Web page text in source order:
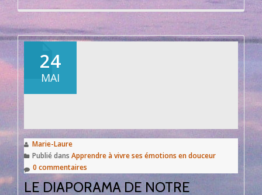
savoir
plus
surNotre
2016
24
MAI
Marie-Laure
Publié dans Apprendre à vivre ses émotions en douceur
0 commentaires
LE DIAPORAMA DE NOTRE